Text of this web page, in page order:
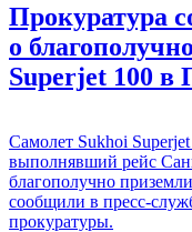
Прокуратура
о
Superjet 100 в
Самолет Sukhoi
выполнявший рейс
благополучно
сообщили в пресс-
прокуратуры.